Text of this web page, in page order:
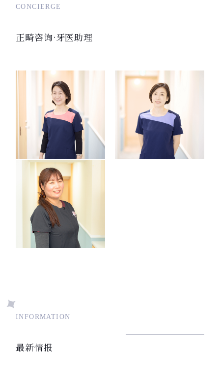
CONCIERGE
正畸咨询·牙医助理
INFORMATION
最新情报